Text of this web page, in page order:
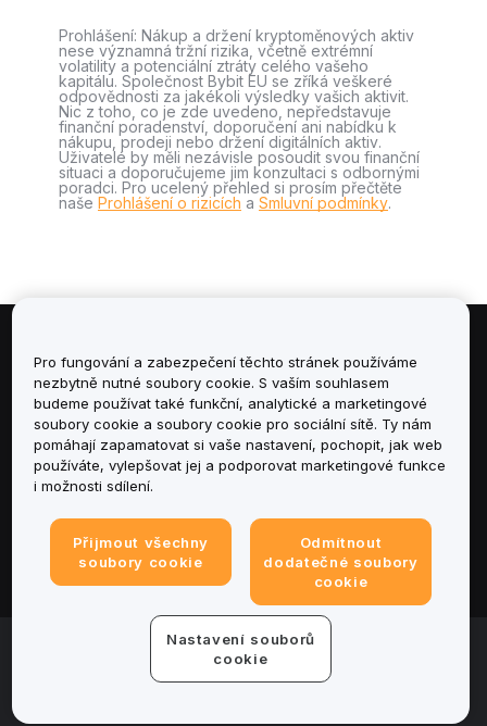
Prohlášení: Nákup a držení kryptoměnových aktiv
nese významná tržní rizika, včetně extrémní
volatility a potenciální ztráty celého vašeho
kapitálu. Společnost Bybit EU se zříká veškeré
odpovědnosti za jakékoli výsledky vašich aktivit.
Nic z toho, co je zde uvedeno, nepředstavuje
finanční poradenství, doporučení ani nabídku k
nákupu, prodeji nebo držení digitálních aktiv.
Uživatelé by měli nezávisle posoudit svou finanční
situaci a doporučujeme jim konzultaci s odbornými
poradci. Pro ucelený přehled si prosím přečtěte
naše Prohlášení o rizicích a Smluvní podmínky.
Informace
Služby
podpora
Právní informace
© 2025-2026 Bybit.eu. All rights reserved.
Podmínky poskytování služeb
Podmínky ochrany
Pro fungování a zabezpečení těchto stránek používáme
nezbytně nutné soubory cookie. S vaším souhlasem
budeme používat také funkční, analytické a marketingové
soubory cookie a soubory cookie pro sociální sítě. Ty nám
pomáhají zapamatovat si vaše nastavení, pochopit, jak web
používáte, vylepšovat jej a podporovat marketingové funkce
i možnosti sdílení.
Přijmout všechny
soubory cookie
Odmítnout
dodatečné soubory
cookie
Nastavení souborů
cookie